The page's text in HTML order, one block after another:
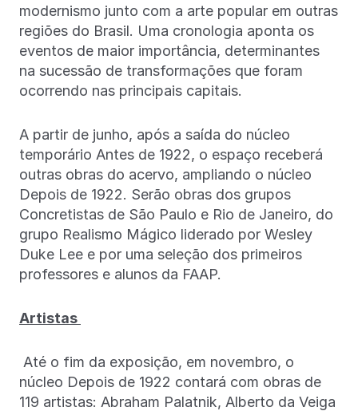
modernismo junto com a arte popular em outras
regiões do Brasil. Uma cronologia aponta os
eventos de maior importância, determinantes
na sucessão de transformações que foram
ocorrendo nas principais capitais.
A partir de junho, após a saída do núcleo
temporário Antes de 1922, o espaço receberá
outras obras do acervo, ampliando o núcleo
Depois de 1922. Serão obras dos grupos
Concretistas de São Paulo e Rio de Janeiro, do
grupo Realismo Mágico liderado por Wesley
Duke Lee e por uma seleção dos primeiros
professores e alunos da FAAP.
Artistas
Até o fim da exposição, em novembro, o
núcleo Depois de 1922 contará com obras de
119 artistas: Abraham Palatnik, Alberto da Veiga